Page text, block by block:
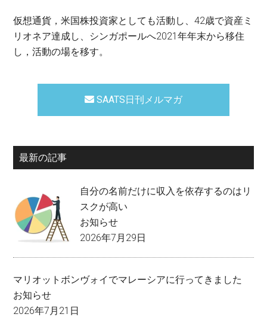
仮想通貨，米国株投資家としても活動し、42歳で資産ミ
リオネア達成し、シンガポールへ2021年年末から移住
し，活動の場を移す。
SAATS日刊メルマガ
最新の記事
自分の名前だけに収入を依存するのはリ
スクが高い
お知らせ
2026年7月29日
マリオットボンヴォイでマレーシアに行ってきました
お知らせ
2026年7月21日